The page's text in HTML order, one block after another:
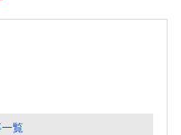
覧